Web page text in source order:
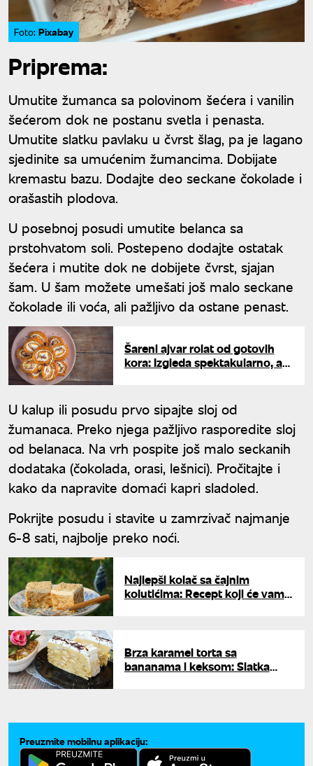
Foto: Pixabay
Priprema:
Umutite žumanca sa polovinom šećera i vanilin
šećerom dok ne postanu svetla i penasta.
Umutite slatku pavlaku u čvrst šlag, pa je lagano
sjedinite sa umućenim žumancima. Dobijate
kremastu bazu. Dodajte deo seckane čokolade i
orašastih plodova.
U posebnoj posudi umutite belanca sa
prstohvatom soli. Postepeno dodajte ostatak
šećera i mutite dok ne dobijete čvrst, sjajan
šam. U šam možete umešati još malo seckane
čokolade ili voća, ali pažljivo da ostane penast.
Šareni ajvar rolat od gotovih
kora: Izgleda spektakularno, a
U kalup ili posudu prvo sipajte sloj od
žumanaca. Preko njega pažljivo rasporedite sloj
od belanaca. Na vrh pospite još malo seckanih
dodataka (čokolada, orasi, lešnici). Pročitajte i
kako da napravite domaći kapri sladoled.
Pokrijte posudu i stavite u zamrzivač najmanje
6-8 sati, najbolje preko noći.
Najlepši kolač sa čajnim
kolutićima: Recept koji će vam
Brza karamel torta sa
bananama i keksom: Slatka
Preuzmite mobilnu aplikaciju: